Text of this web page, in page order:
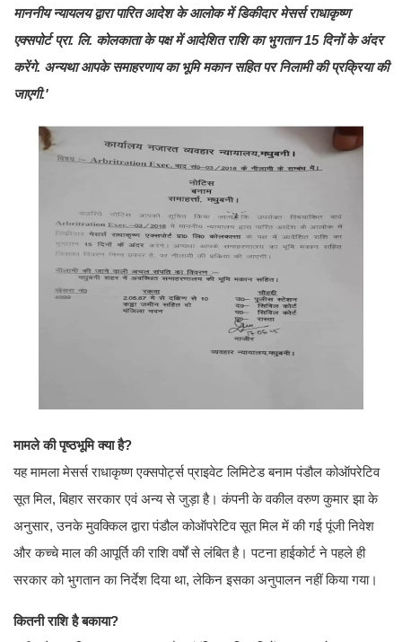
माननीय न्यायलय द्वारा पारित आदेश के आलोक में डिकीदार मेसर्स राधाकृष्ण
एक्सपोर्ट प्रा. लि. कोलकाता के पक्ष में आदेशित राशि का भुगतान 15 दिनों के अंदर
करेंगे. अन्यथा आपके समाहरणाय का भूमि मकान सहित पर निलामी की प्रक्रिया की
जाएगी.'
मामले की पृष्ठभूमि क्या है?
यह मामला मेसर्स राधाकृष्ण एक्सपोर्ट्स प्राइवेट लिमिटेड बनाम पंडौल कोऑपरेटिव
सूत मिल, बिहार सरकार एवं अन्य से जुड़ा है। कंपनी के वकील वरुण कुमार झा के
अनुसार, उनके मुवक्किल द्वारा पंडौल कोऑपरेटिव सूत मिल में की गई पूंजी निवेश
और कच्चे माल की आपूर्ति की राशि वर्षों से लंबित है। पटना हाईकोर्ट ने पहले ही
सरकार को भुगतान का निर्देश दिया था, लेकिन इसका अनुपालन नहीं किया गया।
कितनी राशि है बकाया?